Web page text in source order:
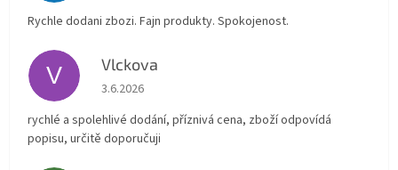
Rychle dodani zbozi. Fajn produkty. Spokojenost.
V Vlckova
Hodnocení obchodu je 5 z 5 hvězdiček.
3.6.2026
rychlé a spolehlivé dodání, příznivá cena, zboží odpovídá
popisu, určitě doporučuji